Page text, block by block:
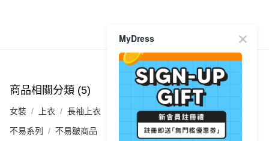
每筆HK$40.00，滿HK$350.00或以上免運費
付款後順豐站及營業點
每筆HK$40.00，滿HK$350.00或以上免運費
付款後順豐合作便利店
商品推薦
商品相關分類 (5)
女裝 上衣 長袖上衣
不易系列 不易皺商品
MyDress